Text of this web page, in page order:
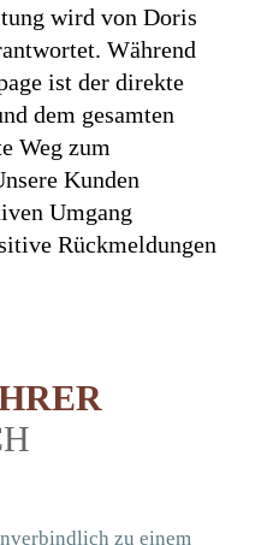
wird von Doris
Während
ist der direkte
dem gesamten
Weg zum
Kunden
Umgang
Rückmeldungen
zu einem